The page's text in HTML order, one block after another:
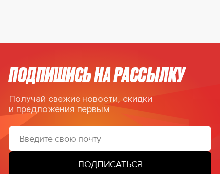
ПОДПИШИСЬ НА РАССЫЛКУ
Получай свежие новости, скидки
и предложения первым
ПОДПИСАТЬСЯ